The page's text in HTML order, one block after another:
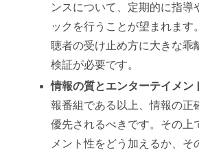
ンスについて、定期的に指導
ックを行うことが望まれます
聴者の受け止め方に大きな乖
検証が必要です。
情報の質とエンターテイメン
報番組である以上、情報の正
優先されるべきです。その上
メント性をどう加えるか、そ